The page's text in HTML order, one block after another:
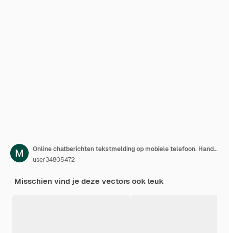
Online chatberichten tekstmelding op mobiele telefoon. Hand houdt smartphone sms tekstballonnen pus
user34805472
Misschien vind je deze vectors ook leuk